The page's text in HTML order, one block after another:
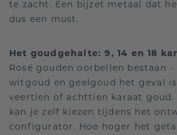
te zacht. Een bijzet metaal dat
dus een must.
Het goudgehalte: 9, 14 en 18
Rosé gouden oorbellen bestaan -
witgoud en geelgoud het geval
veertien of achttien karaat
kan je zelf kiezen tijdens het
configurator. Hoe hoger het